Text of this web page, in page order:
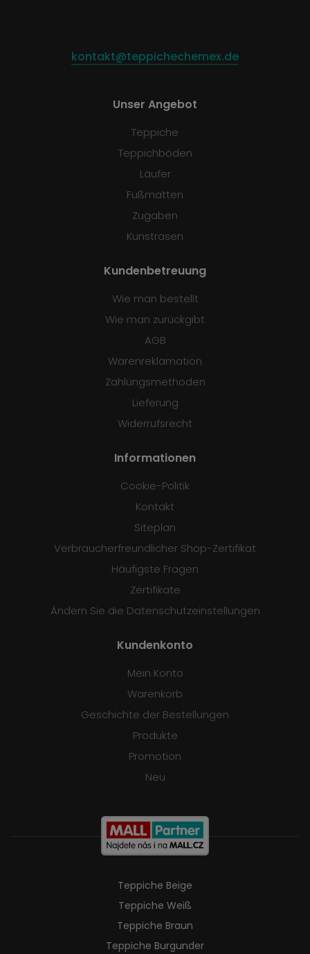
kontakt@teppichechemex.de
Unser Angebot
Teppiche
Teppichböden
Läufer
Fußmatten
Zugaben
Kunstrasen
Kundenbetreuung
Wie man bestellt
Wie man zurückgibt
AGB
Warenreklamation
Zahlungsmethoden
Lieferung
Widerrufsrecht
Informationen
Cookie-Politik
Kontakt
Siteplan
Verbraucherfreundlicher Shop-Zertifikat
Häufigste Fragen
Zertifikate
Ändern Sie die Datenschutzeinstellungen
Kundenkonto
Mein Konto
Warenkorb
Geschichte der Bestellungen
Produkte
Promotion
Neu
Teppiche Beige
Teppiche Weiß
Teppiche Braun
Teppiche Burgunder